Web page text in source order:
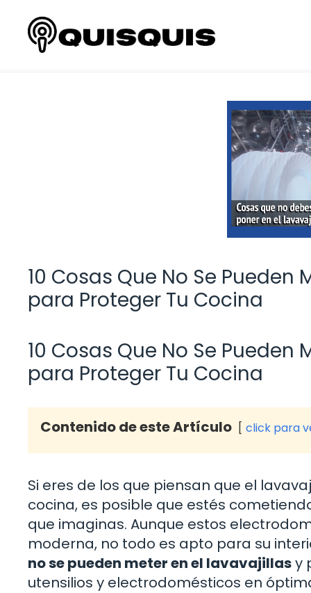
contenido
10 Cosas Que No Se
para Proteger Tu Cocina
10 Cosas Que No Se
para Proteger Tu Cocina
Contenido de este Artículo click para
Si eres de los que piensan que el
cocina, es posible que estés
que imaginas. Aunque estos
moderna, no todo es apto para su
no se pueden meter en el lavavajillasy
utensilios y electrodomésticos en